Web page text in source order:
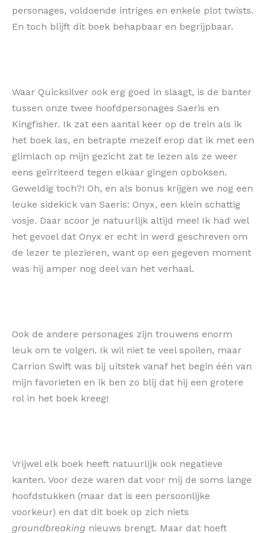
personages, voldoende intriges en enkele plot twists.
En toch blijft dit boek behapbaar en begrijpbaar.
Waar Quicksilver ook erg goed in slaagt, is de banter
tussen onze twee hoofdpersonages Saeris en
Kingfisher. Ik zat een aantal keer op de trein als ik
het boek las, en betrapte mezelf erop dat ik met een
glimlach op mijn gezicht zat te lezen als ze weer
eens geïrriteerd tegen elkaar gingen opboksen.
Geweldig toch?! Oh, en als bonus krijgen we nog een
leuke sidekick van Saeris: Onyx, een klein schattig
vosje. Daar scoor je natuurlijk altijd mee! Ik had wel
het gevoel dat Onyx er echt in werd geschreven om
de lezer te plezieren, want op een gegeven moment
was hij amper nog deel van het verhaal.
Ook de andere personages zijn trouwens enorm
leuk om te volgen. Ik wil niet te veel spoilen, maar
Carrion Swift was bij uitstek vanaf het begin één van
mijn favorieten en ik ben zo blij dat hij een grotere
rol in het boek kreeg!
Vrijwel elk boek heeft natuurlijk ook negatieve
kanten. Voor deze waren dat voor mij de soms lange
hoofdstukken (maar dat is een persoonlijke
voorkeur) en dat dit boek op zich niets
groundbreaking nieuws brengt. Maar dat hoeft